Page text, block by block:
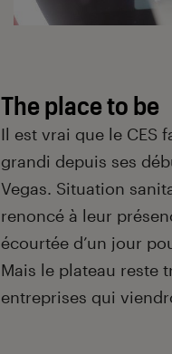
The place to be
Il est vrai que le CES
grandi depuis ses
Vegas. Situation
renoncé à leur
écourtée d’un jour
Mais le plateau reste
entreprises qui